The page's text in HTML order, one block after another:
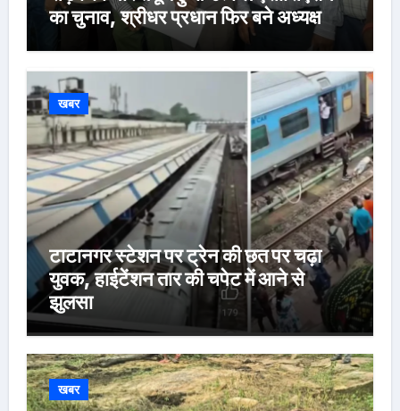
का चुनाव, श्रीधर प्रधान फिर बने अध्यक्ष
खबर
टाटानगर स्टेशन पर ट्रेन की छत पर चढ़ा
युवक, हाईटेंशन तार की चपेट में आने से
झुलसा
खबर